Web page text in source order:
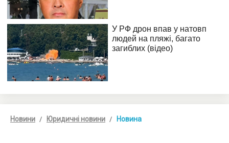
Новини Юридичні новини Новина